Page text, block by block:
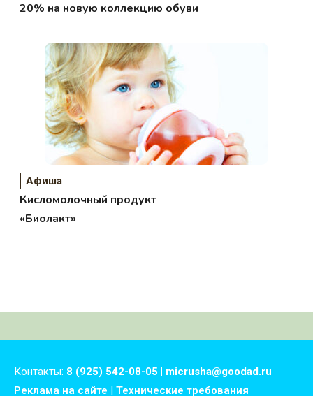
20% на новую коллекцию обуви
Афиша
Кисломолочный продукт
«Биолакт»
Контакты: 8 (925) 542-08-05 | micrusha@goodad.ru
Реклама на сайте
Технические требования